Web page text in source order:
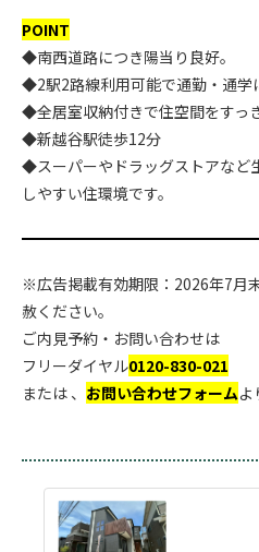
POINT
◆南西道路につき陽当り良好。
◆2駅2路線利用可能で通勤・通学
◆全居室収納付きで住空間をすっ
◆新越谷駅徒歩12分
◆スーパーやドラッグストアなど
しやすい住環境です。
※広告掲載有効期限：2026年7月
赦ください。
ご内見予約・お問い合わせは
フリーダイヤル0120-830-021
または 、 お問い合わせフォームよ